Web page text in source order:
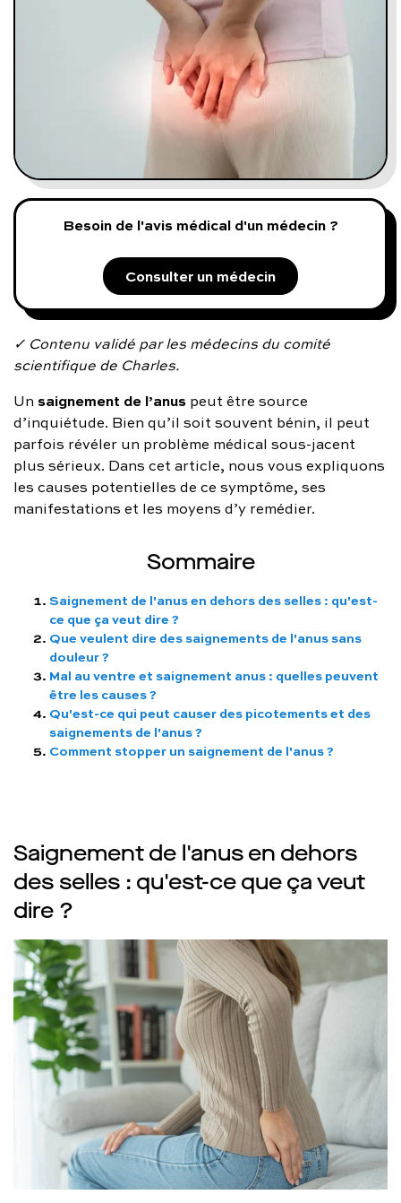
Programmes digitaux
Comment ça marche ?
Notre approche médicale
Prenez soin de vous :
Consultez un médecin
Vous avez des questions :
FAQ complète
01 86 65 17 33
contact@charles.co
Besoin de l'avis médical d'un médecin ?
Consulter un médecin
✓ Contenu validé par les médecins du comité
scientifique de Charles.
Un saignement de l’anus peut être source
d’inquiétude. Bien qu’il soit souvent bénin, il peut
parfois révéler un problème médical sous-jacent
plus sérieux. Dans cet article, nous vous expliquons
les causes potentielles de ce symptôme, ses
manifestations et les moyens d’y remédier.
Sommaire
Saignement de l'anus en dehors des selles : qu'est-
ce que ça veut dire ?
Que veulent dire des saignements de l'anus sans
douleur ?
Mal au ventre et saignement anus : quelles peuvent
être les causes ?
Qu'est-ce qui peut causer des picotements et des
saignements de l'anus ?
Comment stopper un saignement de l'anus ?
Saignement de l'anus en dehors
des selles : qu'est-ce que ça veut
dire ?